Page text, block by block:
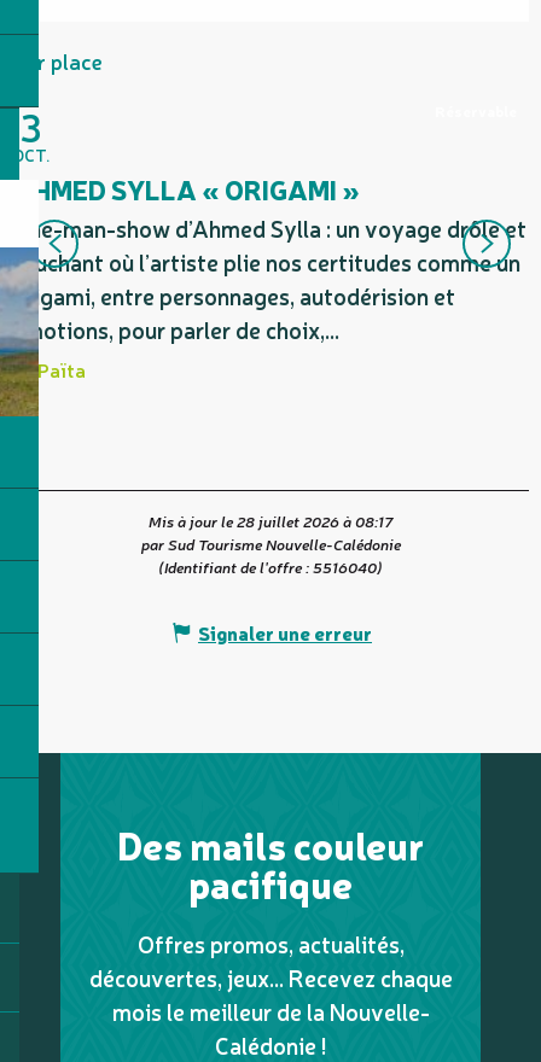
Sur place
3
OCT.
AHMED SYLLA « ORIGAMI »
One-man-show d’Ahmed Sylla : un voyage drôle et
touchant où l’artiste plie nos certitudes comme un
origami, entre personnages, autodérision et
émotions, pour parler de choix,...
Païta
Mis à jour le 28 juillet 2026 à 08:17
par Sud Tourisme Nouvelle-Calédonie
(Identifiant de l'offre :5516040)
Signaler une erreur
Des mails couleur
pacifique
Offres promos, actualités,
découvertes, jeux... Recevez chaque
mois le meilleur de la Nouvelle-
Calédonie !